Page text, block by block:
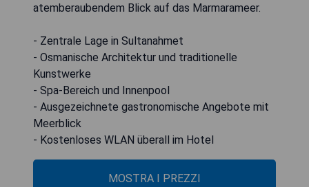
atemberaubendem Blick auf das Marmarameer.
- Zentrale Lage in Sultanahmet
- Osmanische Architektur und traditionelle
Kunstwerke
- Spa-Bereich und Innenpool
- Ausgezeichnete gastronomische Angebote mit
Meerblick
- Kostenloses WLAN überall im Hotel
MOSTRA I PREZZI